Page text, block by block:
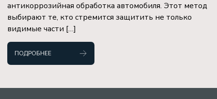
антикоррозийная обработка автомобиля. Этот метод
выбирают те, кто стремится защитить не только
видимые части […]
ПОДРОБНЕЕ